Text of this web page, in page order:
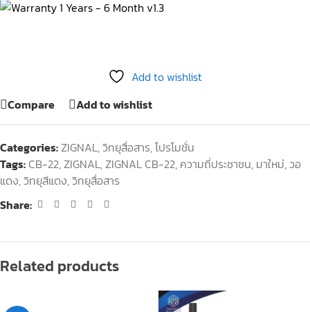
Add to wishlist
Compare
Add to wishlist
Categories:ZIGNAL,วิทยุสื่อสาร,โปรโมชั่น
Tags:CB-22,ZIGNAL,ZIGNAL CB-22, ความถี่ประชาชน, มาใหม่, วอ
แดง,วิทยุสีแดง,วิทยุสื่อสาร
Share:
Related products